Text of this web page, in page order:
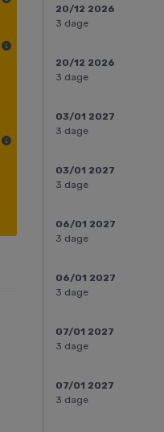
20/12 2026
3 dage
20/12 2026
3 dage
03/01 2027
3 dage
03/01 2027
3 dage
06/01 2027
3 dage
06/01 2027
3 dage
07/01 2027
3 dage
07/01 2027
3 dage